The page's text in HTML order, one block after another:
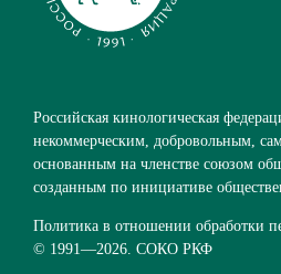
Российская кинологическая
некоммерческим, добровольным,
основанным на членстве союзом
созданным по инициативе
Политика в отношении обработки
© 1991—2026. СОКО РКФ